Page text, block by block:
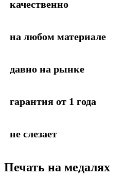
качественно
на любом материале
давно на рынке
гарантия от 1 года
не слезает
Печать на медалях